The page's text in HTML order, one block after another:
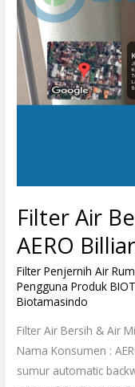
Filter Air
AERO
Filter Penjernih Air
Pengguna Produk
Biotamasindo
Filter Air Bersih & Air
Nama Konsumen :
sumur automatic
Tengah